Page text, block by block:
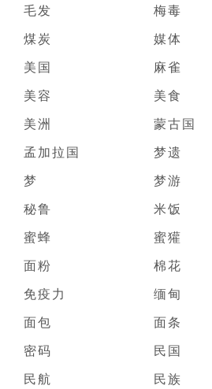
毛发
梅毒
煤炭
媒体
美国
麻雀
美容
美食
美洲
蒙古国
孟加拉国
梦遗
梦
梦游
秘鲁
米饭
蜜蜂
蜜獾
面粉
棉花
免疫力
缅甸
面包
面条
密码
民国
民航
民族